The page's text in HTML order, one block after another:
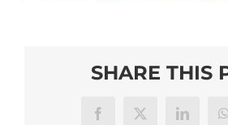
SHARE THIS
Facebook
X LinkedIn